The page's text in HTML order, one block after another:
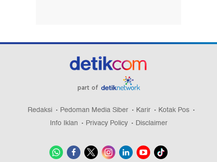
part of
Redaksi Pedoman Media Siber Karir
Kotak Pos
Info Iklan
Privacy Policy Disclaimer